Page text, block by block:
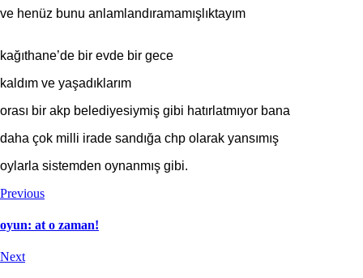
ve henüz bunu anlamlandıramamışlıktayım
kağıthane’de bir evde bir gece
kaldım ve yaşadıklarım
orası bir akp belediyesiymiş gibi hatırlatmıyor bana
daha çok milli irade sandığa chp olarak yansımış
oylarla sistemden oynanmış gibi.
Previous
oyun: at o zaman!
Next